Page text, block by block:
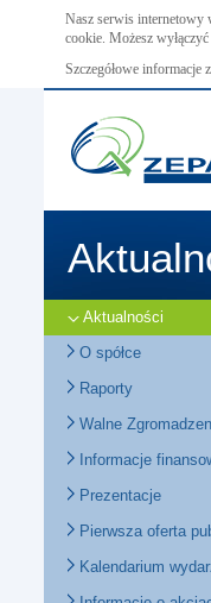
Nasz serwis internetowy
cookie. Możesz
Szczegółowe informacje
Aktualności
O spółce
Raporty
Walne
Informacje
Prezentacje
Pierwsza oferta
Kalendarium